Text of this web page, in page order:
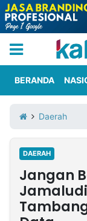
Iklan
Berita
Kami
Nasional
International
Olahraga
Entertainment
Daerah
Pariwisata
Kuliner
Kolom
BERANDA
Daerah
DAERAH
Jangan